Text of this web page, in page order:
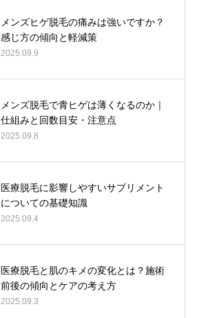
メンズヒゲ脱毛の痛みは強いですか？
感じ方の傾向と軽減策
2025.09.9
メンズ脱毛で青ヒゲは薄くなるのか｜
仕組みと回数目安・注意点
2025.09.8
医療脱毛に影響しやすいサプリメント
についての基礎知識
2025.09.4
医療脱毛と肌のキメの変化とは？施術
前後の傾向とケアの考え方
2025.09.3